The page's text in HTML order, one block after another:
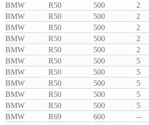
BMW
R50 500 2
BMW
R50 500 2
BMW
R50 500 2
BMW
R50 500 2
BMW
R50 500 2
BMW
R50 500 5
BMW
R50 500 5
BMW
R50 500 5
BMW
R50 500 5
BMW
R50 500 5
BMW
R69 600 --